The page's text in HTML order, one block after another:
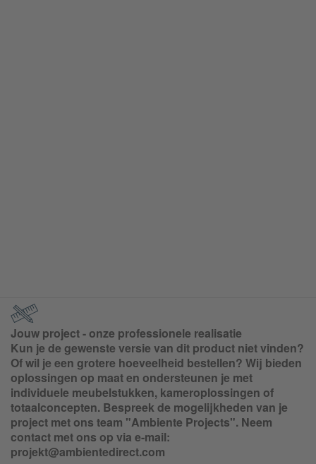
Jouw project - onze professionele realisatie
Kun je de gewenste versie van dit product niet vinden?
Of wil je een grotere hoeveelheid bestellen? Wij bieden
oplossingen op maat en ondersteunen je met
individuele meubelstukken, kameroplossingen of
totaalconcepten. Bespreek de mogelijkheden van je
project met ons team "Ambiente Projects". Neem
contact met ons op via e-mail:
projekt@ambientedirect.com